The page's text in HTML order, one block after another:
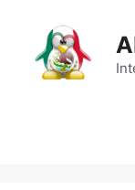
contenido